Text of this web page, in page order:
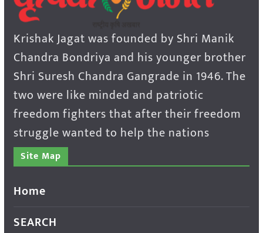
Krishak Jagat was founded by Shri Manik
Chandra Bondriya and his younger brother
Shri Suresh Chandra Gangrade in 1946. The
two were like minded and patriotic
freedom fighters that after their freedom
struggle wanted to help the nations
Site Map
Home
SEARCH